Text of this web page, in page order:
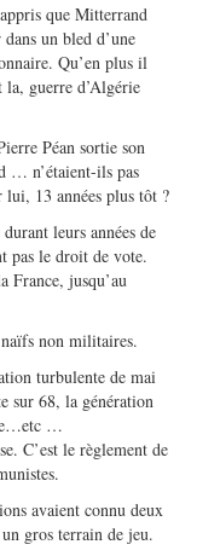
que Mitterrand
un bled d’une
Qu’en plus il
guerre d’Algérie
Péan sortie son
… n’étaient-ils pas
13 années plus tôt ?
leurs années de
pas le droit de vote.
France, jusqu’au
non militaires.
turbulente de mai
sur 68, la génération
…
C’est le règlement de
avaient connu deux
gros terrain de jeu.